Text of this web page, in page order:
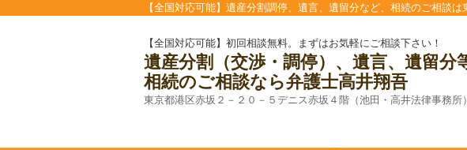
【全国対応可能】遺産分割調停、遺言、遺留分など、相続のご相談は
【全国対応可能】初回相談無料。まずはお気軽にご相談下さい！
遺産分割（交渉・調停）、遺言、遺留分
相続のご相談なら弁護士高井翔吾
東京都港区赤坂２－２０－５デニス赤坂４階（池田・高井法律事務所）